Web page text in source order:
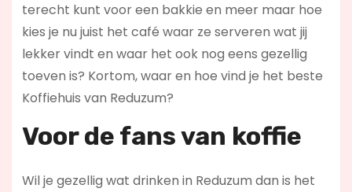
terecht kunt voor een bakkie en meer maar hoe
kies je nu juist het café waar ze serveren wat jij
lekker vindt en waar het ook nog eens gezellig
toeven is? Kortom, waar en hoe vind je het beste
Koffiehuis van Reduzum?
Voor de fans van koffie
Wil je gezellig wat drinken in Reduzum dan is het